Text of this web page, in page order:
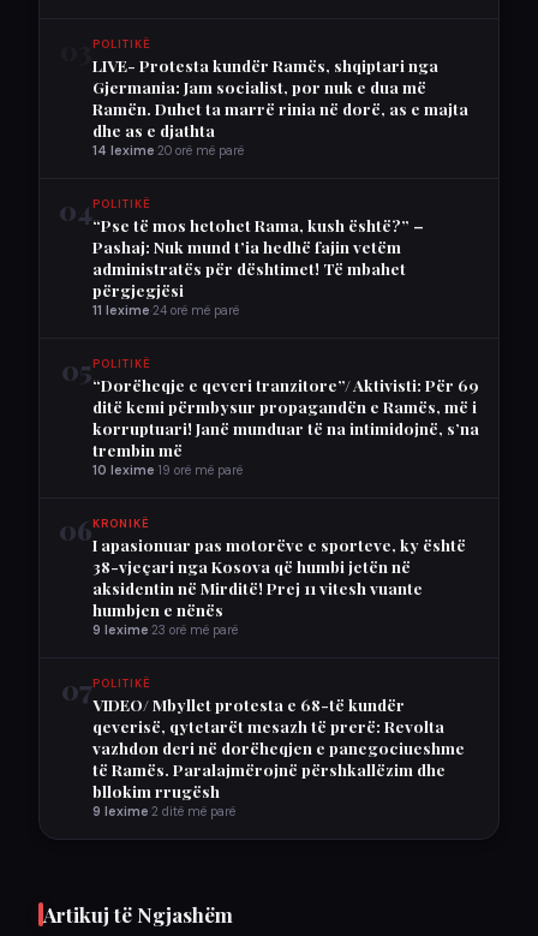
POLITIKË
LIVE- Protesta kundër Ramës, shqiptari nga
Gjermania: Jam socialist, por nuk e dua më
Ramën. Duhet ta marrë rinia në dorë, as e majta
dhe as e djathta
14 lexime 20 orë më parë
04POLITIKË
“Pse të mos hetohet Rama, kush është?” –
Pashaj: Nuk mund t’ia hedhë fajin vetëm
administratës për dështimet! Të mbahet
përgjegjësi
11 lexime 24 orë më parë
05POLITIKË
“Dorëheqje e qeveri tranzitore”/ Aktivisti: Për 69
ditë kemi përmbysur propagandën e Ramës, më i
korruptuari! Janë munduar të na intimidojnë, s’na
trembin më
10 lexime 19 orë më parë
06KRONIKË
I apasionuar pas motorëve e sporteve, ky është
38-vjeçari nga Kosova që humbi jetën në
aksidentin në Mirditë! Prej 11 vitesh vuante
humbjen e nënës
9 lexime 23 orë më parë
07POLITIKË
VIDEO/ Mbyllet protesta e 68-të kundër
qeverisë, qytetarët mesazh të prerë: Revolta
vazhdon deri në dorëheqjen e panegociueshme
të Ramës. Paralajmërojnë përshkallëzim dhe
bllokim rrugësh
9 lexime 2 ditë më parë
Artikuj të Ngjashëm